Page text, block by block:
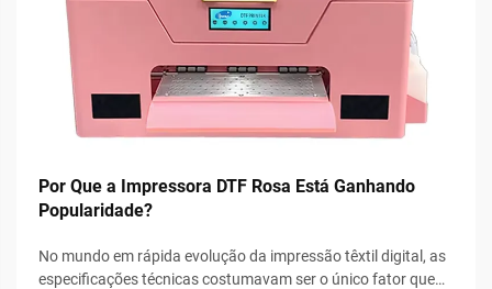
Por Que a Impressora DTF Rosa Está Ganhando
Popularidade?
No mundo em rápida evolução da impressão têxtil digital, as
especificações técnicas costumavam ser o único fator que